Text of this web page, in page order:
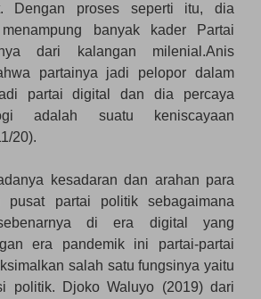
Dengan proses seperti itu, dia
banyak kader Partai
dari kalangan milenial.Anis
partainya jadi pelopor dalam
partai digital dan dia percaya
adalah suatu keniscayaan
20).
kesadaran dan arahan para
pusat partai politik sebagaimana
di era digital yang
era pandemik ini partai-partai
salah satu fungsinya yaitu
politik. Djoko Waluyo (2019) dari